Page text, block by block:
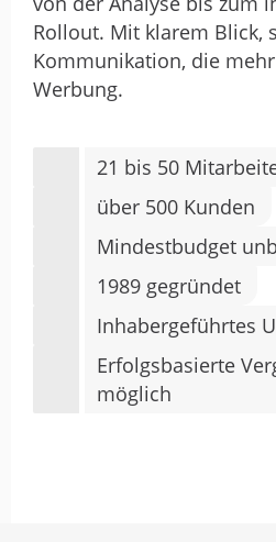
Rollout. Mit klarem Blick,
Kommunikation, die
Werbung.
21 bis 50
über 500 Kunden
Mindestbudget
1989 gegründet
Inhabergeführtes
Erfolgsbasierte
möglich